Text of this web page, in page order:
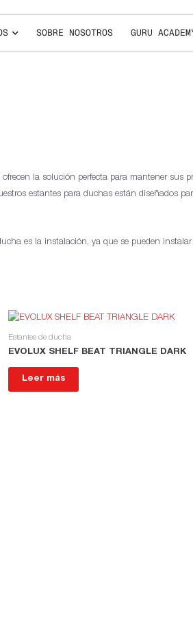
SOBRE NOSOTROS GURU
ofrecen la solución perfecta para mantener
estantes para duchas están diseñados
es la instalación, ya que se pueden
Estantes de ducha
EVOLUX SHELF BEAT TRIANGLE DARK
Leer más